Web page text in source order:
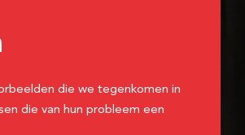
die we tegenkomen in
die van hun probleem een